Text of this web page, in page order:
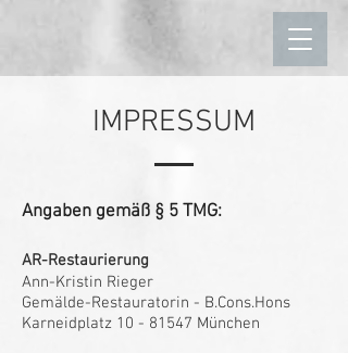
IMPRESSUM
Angaben gemäß § 5 TMG:
AR-Restaurierung
Ann-Kristin Rieger
Gemälde-Restauratorin - B.Cons.Hons
Karneidplatz 10 - 81547 München